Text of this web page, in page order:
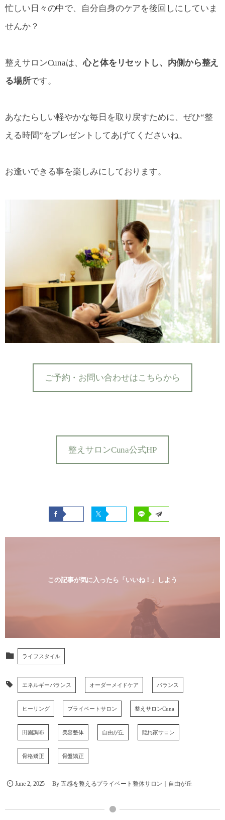
忙しい日々の中で、自分自身のケアを後回しにしていま
せんか？
整えサロンCunaは、心と体をリセットし、内側から整え
る場所です。
あなたらしい軽やかな毎日を取り戻すために、ぜひ“整
える時間”をプレゼントしてあげてくださいね。
お逢いできる事を楽しみにしております。
ご予約・お問い合わせはこちらから
整えサロンCuna公式HP
この記事が気に入ったら「いいね！」しよう
ライフスタイル
エネルギーバランス オーダーメイドケア バランス
ヒーリング プライベートサロン 整えサロンCuna
田園調布 美容整体 自由が丘 隠れ家サロン
骨格矯正 骨盤矯正
June 2, 2025 By五感を整えるプライベート整体サロン｜自由が丘